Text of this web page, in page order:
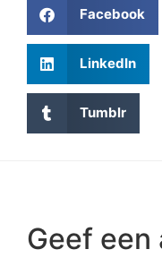
Facebook
LinkedIn
Tumblr
Geef een